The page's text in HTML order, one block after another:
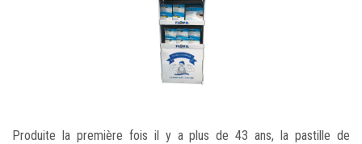
Produite la première fois il y a plus de 43 ans, la pastille de